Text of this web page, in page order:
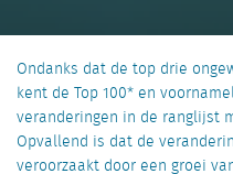
Ondanks dat de top drie
kent de Top 100* en
veranderingen in de ranglijst
Opvallend is dat de
veroorzaakt door een groei